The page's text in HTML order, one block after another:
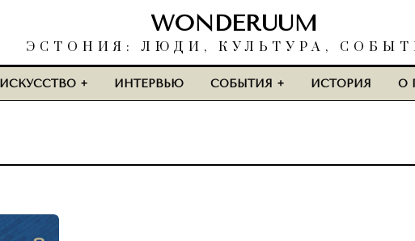
WONDERUUM
ЭСТОНИЯ: ЛЮДИ, КУЛЬТУРА,
ИСКУССТВО ИНТЕРВЬЮ СОБЫТИЯ ИСТОРИЯ О